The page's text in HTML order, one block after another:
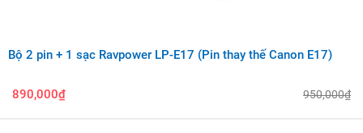
Bộ 2 pin + 1 sạc Ravpower LP-E17 (Pin thay thế Canon E17)
890,000₫ 950,000₫